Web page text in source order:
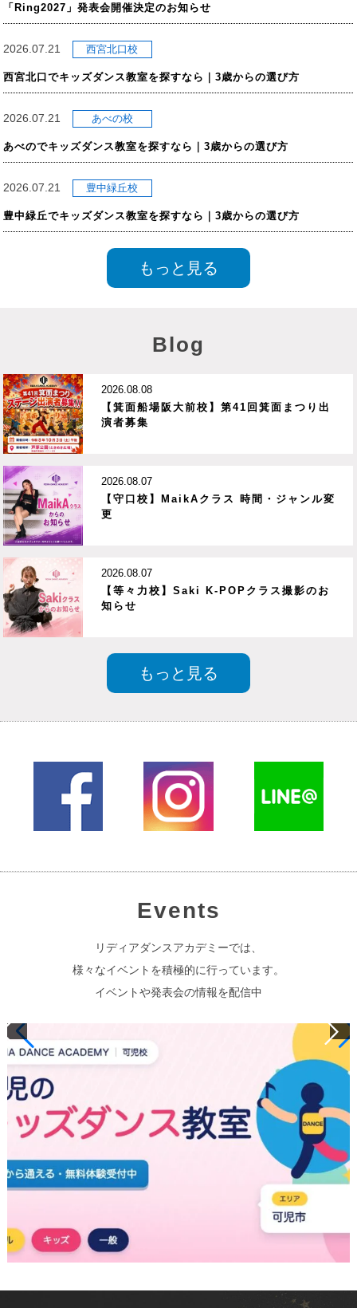
「Ring2027」発表会開催決定のお知らせ
2026.07.21 西宮北口校
西宮北口でキッズダンス教室を探すなら｜3歳からの選び方
2026.07.21 あべの校
あべのでキッズダンス教室を探すなら｜3歳からの選び方
2026.07.21 豊中緑丘校
豊中緑丘でキッズダンス教室を探すなら｜3歳からの選び方
もっと見る
Blog
2026.08.08
【箕面船場阪大前校】第41回箕面まつり出
演者募集
2026.08.07
【守口校】MaikAクラス 時間・ジャンル変
更
2026.08.07
【等々力校】Saki K-POPクラス撮影のお
知らせ
もっと見る
Events
リディアダンスアカデミーでは、
様々なイベントを積極的に行っています。
イベントや発表会の情報を配信中